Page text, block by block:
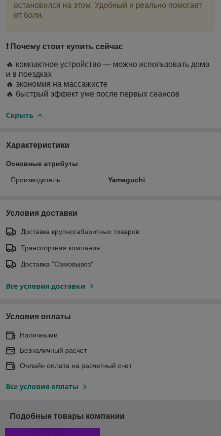
остановился на этом. Удобный и реально помогает
от боли.
❗ Почему стоит купить сейчас
🔥 компактное устройство — можно использовать дома
и в поездках
🔥 экономия на массажисте
🔥 быстрый эффект уже после первых сеансов
Скрыть
Характеристики
Основные атрибуты
Производитель Yamaguchi
Условия доставки
Доставка крупногабаритных товаров
Транспортная компания
Доставка "Самовывоз"
Все условия доставки
Условия оплаты
Наличными
Безналичный расчет
Онлайн оплата на расчетный счет
Все условия оплаты
Подобные товары компании